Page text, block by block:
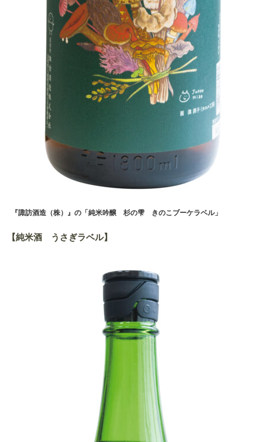
『諏訪酒造（株）』の「純米吟醸 杉の雫 きのこブーケラベル」
【純米酒 うさぎラベル】